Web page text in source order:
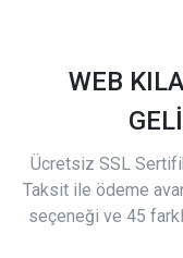
WEB
Ücretsiz SSL
Taksit ile ödeme
seçeneği ve 45